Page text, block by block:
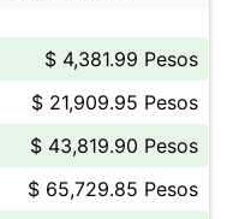
$ 4,381.99 Pesos
$ 21,909.95 Pesos
$ 43,819.90 Pesos
$ 65,729.85 Pesos